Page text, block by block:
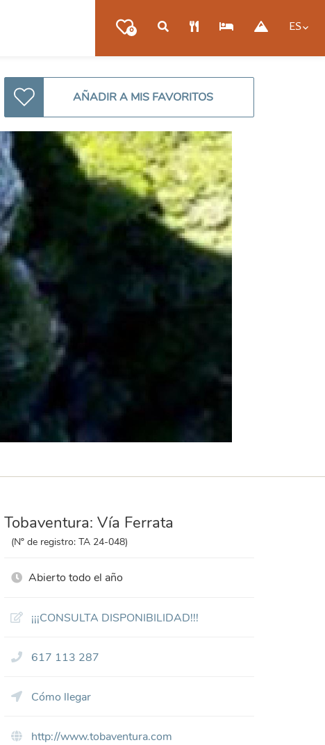
0 ES
AÑADIR A MIS FAVORITOS
Tobaventura: Vía Ferrata
(Nº de registro: TA 24-048)
Abierto todo el año
¡¡¡CONSULTA DISPONIBILIDAD!!!
617 113 287
Cómo llegar
http://www.tobaventura.com